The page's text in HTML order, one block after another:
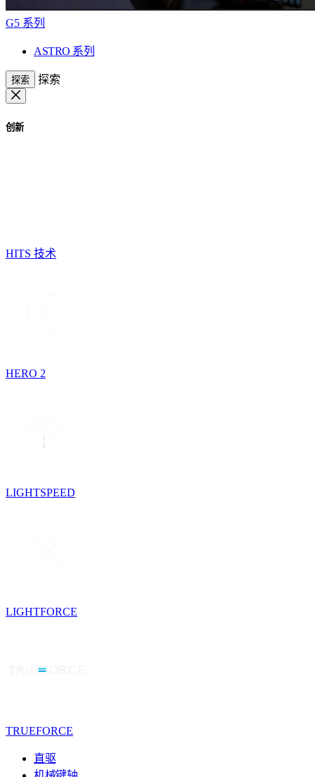
G5 系列
ASTRO 系列
探索 探索
创新
HITS 技术
HERO 2
LIGHTSPEED
LIGHTFORCE
TRUEFORCE
直驱